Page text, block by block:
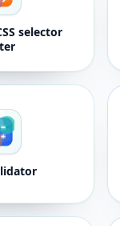
selector